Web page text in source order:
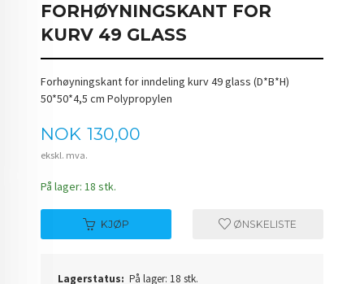
FORHØYNINGSKANT FOR
KURV 49 GLASS
Forhøyningskant for inndeling kurv 49 glass (D*B*H)
50*50*4,5 cm Polypropylen
Pris
NOK 130,00
ekskl. mva.
På lager: 18 stk.
KJØP ØNSKELISTE
Lagerstatus: På lager: 18 stk.